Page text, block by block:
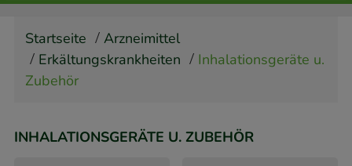
Startseite
Arzneimittel
Erkältungskrankheiten
Inhalationsgeräte u.
Zubehör
INHALATIONSGERÄTE U. ZUBEHÖR